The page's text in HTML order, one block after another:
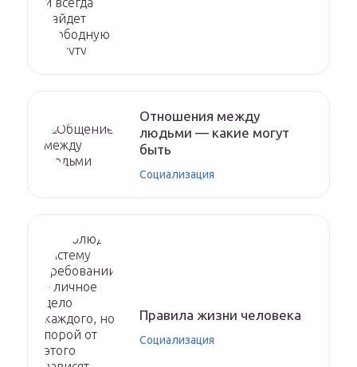
Отношения между
людьми — какие могут
быть
Социализация
Правила жизни человека
Социализация